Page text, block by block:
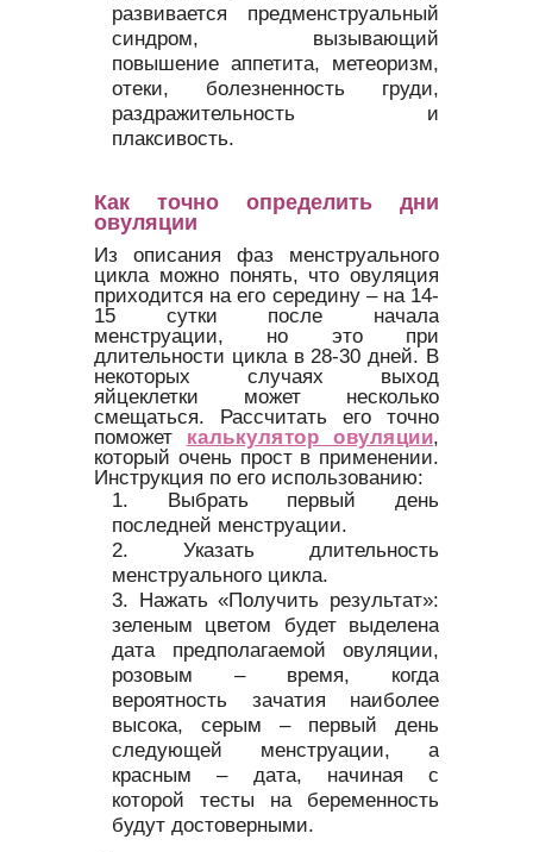
развивается предменструальный
синдром, вызывающий
повышение аппетита, метеоризм,
отеки, болезненность груди,
раздражительность и
плаксивость.
Как точно определить дни
овуляции
Из описания фаз менструального
цикла можно понять, что овуляция
приходится на его середину – на 14-
15 сутки после начала
менструации, но это при
длительности цикла в 28-30 дней. В
некоторых случаях выход
яйцеклетки может несколько
смещаться. Рассчитать его точно
поможет калькулятор овуляции,
который очень прост в применении.
Инструкция по его использованию:
Выбрать первый день
последней менструации.
Указать длительность
менструального цикла.
Нажать «Получить результат»:
зеленым цветом будет выделена
дата предполагаемой овуляции,
розовым – время, когда
вероятность зачатия наиболее
высока, серым – первый день
следующей менструации, а
красным – дата, начиная с
которой тесты на беременность
будут достоверными.